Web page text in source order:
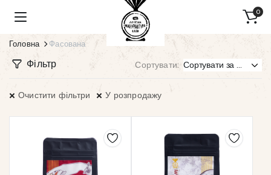
0
Головна Фасована
Фільтр Сортувати:
Очистити фільтри У розпродажу